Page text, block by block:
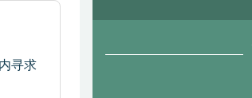
寻求